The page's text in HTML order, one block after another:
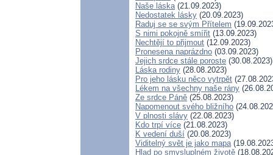
Naše láska(21.09.2023)
Nedostatek lásky (20.09.2023)
Raduj se se svým Přítelem
S nimi pokojně smířit (13.09.2023)
Nechtějí to přijmout (12.09.2023)
Pronesena naprázdno (03.09.2023)
Jejich srdce stále poroste (30.08.2023)
Láska rodiny (28.08.2023)
Pro jeho lásku něco vytrpět
Lékem na všechny naše rány
Ze srdce Páně (25.08.2023)
Napomenout svého bližního
V plnosti slávy (22.08.2023)
Kdo trpí více (21.08.2023)
K vedení duší (20.08.2023)
Viditelný svět je jako mapa
Hlad po smysluplném životě